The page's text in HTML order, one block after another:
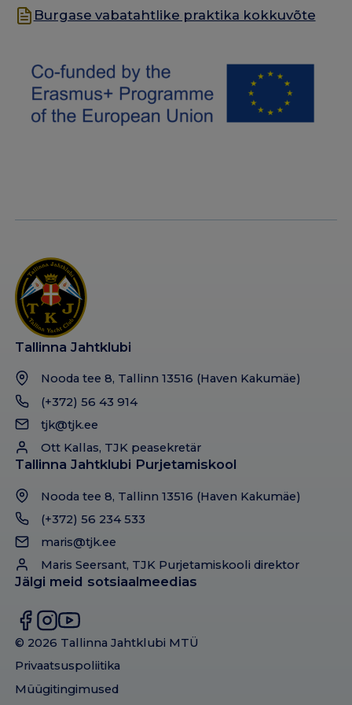
Burgase vabatahtlike praktika kokkuvõte
Tallinna Jahtklubi
Nooda tee 8, Tallinn 13516 (Haven Kakumäe)
(+372) 56 43 914
tjk@tjk.ee
Ott Kallas, TJK peasekretär
Tallinna Jahtklubi Purjetamiskool
Nooda tee 8, Tallinn 13516 (Haven Kakumäe)
(+372) 56 234 533
maris@tjk.ee
Maris Seersant, TJK Purjetamiskooli direktor
Jälgi meid sotsiaalmeedias
© 2026 Tallinna Jahtklubi MTÜ
Privaatsuspoliitika
Müügitingimused